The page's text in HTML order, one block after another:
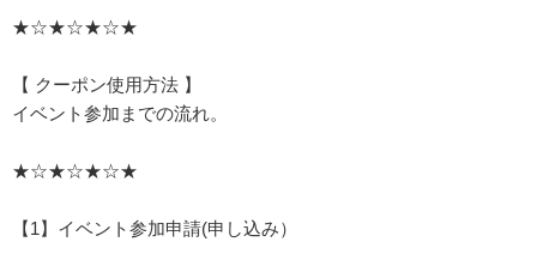
★☆★☆★☆★
【 クーポン使用方法 】
イベント参加までの流れ。
★☆★☆★☆★
【1】イベント参加申請(申し込み）